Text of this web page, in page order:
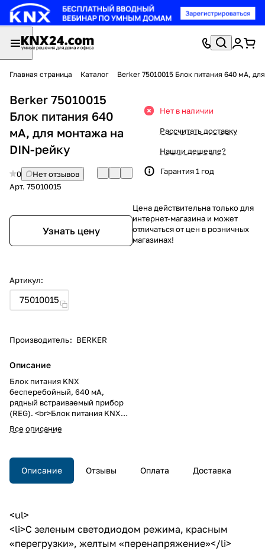
Главная страница Каталог Berker 75010015 Блок питания 640 мА,
Berker 75010015
Блок питания 640
мА, для монтажа на
DIN-рейку
0
Нет отзывов
Арт. 75010015
Узнать цену
Артикул:
75010015
Производитель: BERKER
Описание
Блок питания KNX
бесперебойный, 640 мA,
рядный встраиваемый прибор
(REG). <br>Блок питания KNX
бесперебойный, 640 мA,
рядный встраиваемый прибор
Все описание
Нет в наличии
Рассчитать доставку
Нашли дешевле?
Гарантия 1 год
Цена действительна только для
интернет-магазина и может
отличаться от цен в розничных
магазинах!
Описание Отзывы Оплата Доставка
<ul>
<li>С зеленым светодиодом режима, красным
«перегрузки», желтым «перенапряжение»</li>